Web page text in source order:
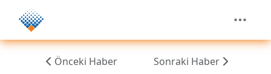
Önceki Haber Sonraki Haber